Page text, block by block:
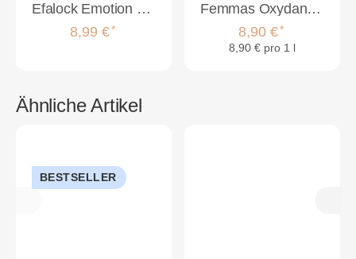
Efalock Emotion Watteschnur 1kg
8,99 €*
Femmas Oxydant Farbentwickler 1000ml | 3%
8,90 €*
8,90 € pro 1 l
Ähnliche Artikel
BESTSELLER